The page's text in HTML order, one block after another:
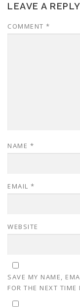
LEAVE A REPLY
COMMENT *
NAME *
EMAIL *
WEBSITE
SAVE MY NAME,
FOR THE NEXT TIME